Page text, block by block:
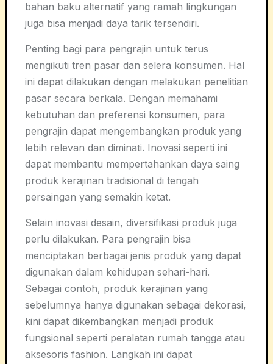
bahan baku alternatif yang ramah lingkungan
juga bisa menjadi daya tarik tersendiri.
Penting bagi para pengrajin untuk terus
mengikuti tren pasar dan selera konsumen. Hal
ini dapat dilakukan dengan melakukan penelitian
pasar secara berkala. Dengan memahami
kebutuhan dan preferensi konsumen, para
pengrajin dapat mengembangkan produk yang
lebih relevan dan diminati. Inovasi seperti ini
dapat membantu mempertahankan daya saing
produk kerajinan tradisional di tengah
persaingan yang semakin ketat.
Selain inovasi desain, diversifikasi produk juga
perlu dilakukan. Para pengrajin bisa
menciptakan berbagai jenis produk yang dapat
digunakan dalam kehidupan sehari-hari.
Sebagai contoh, produk kerajinan yang
sebelumnya hanya digunakan sebagai dekorasi,
kini dapat dikembangkan menjadi produk
fungsional seperti peralatan rumah tangga atau
aksesoris fashion. Langkah ini dapat